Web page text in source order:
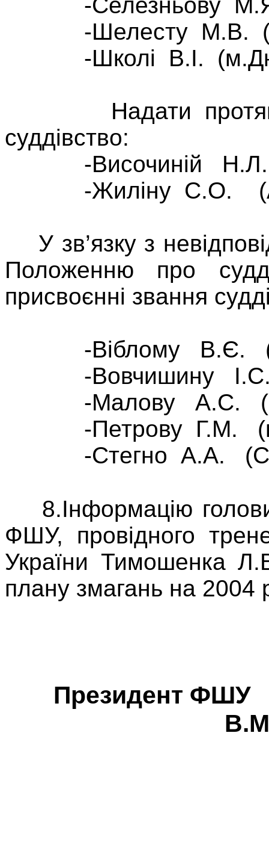
-Шелесту М.В.
-Школі В.І.
Надати
суддівство:
-Височиній Н.Л.
-Жиліну С.О.
У зв’язку з
Положенню про
присвоєнні звання
-Віблому В.Є.
-Вовчишину І.С.
-Малову А.С.
-Петрову Г.М.
-Стегно А.А.
8.Інформацію голови
ФШУ, провідного
України Тимошенка
плану змагань на 2004